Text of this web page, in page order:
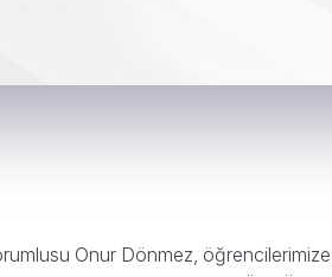
Onur Dönmez,